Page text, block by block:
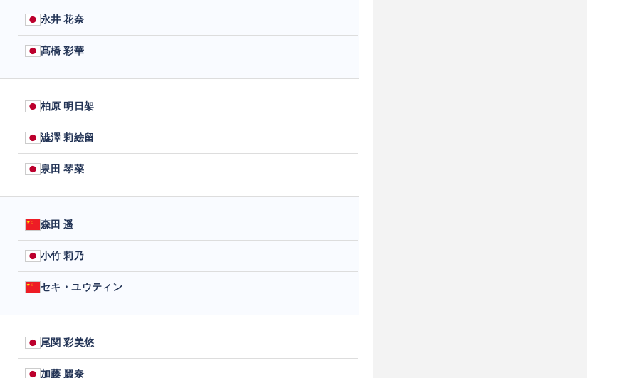
永井 花奈
髙橋 彩華
柏原 明日架
澁澤 莉絵留
泉田 琴菜
森田 遥
小竹 莉乃
セキ・ユウティン
尾関 彩美悠
加藤 麗奈